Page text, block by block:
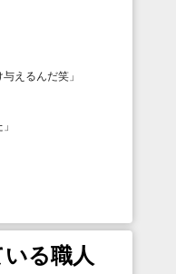
与えるんだ笑 」
」
る職人